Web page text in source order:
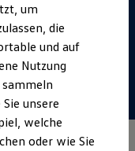
Duales Studium
um
die
und auf
Nutzung
unsere
welche
oder wie Sie